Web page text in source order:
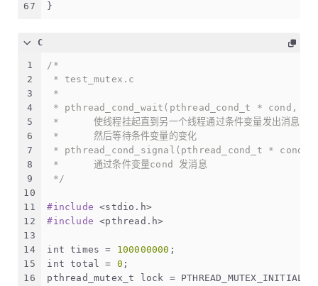
67
}
C
1
2
3
4
5
6
7
8
9
10
11
12
13
14
15
16
/*
* test_mutex.c
*
* pthread_cond_wait(pthread_cond_t * cond,
*      使线程挂起直到另一个线程通过条件变量发出消息.先
*      然后等待条件变量的变化
* pthread_cond_signal(pthread_cond_t * cond)
*      通过条件变量cond 发消息
*/
#include
<stdio.h>
#include <pthread.h>
int times = 100000000 ;
int total = 0 ;
pthread_mutex_t lock =